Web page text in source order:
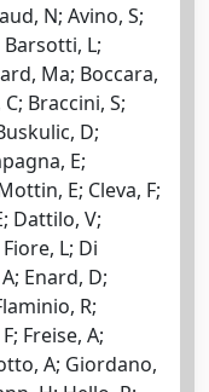
N; Avino, S;
Barsotti, L;
Ma; Boccara,
Braccini, S;
D;
E;
E; Cleva, F;
Dattilo, V;
L; Di
Enard, D;
R;
Freise, A;
A; Giordano,